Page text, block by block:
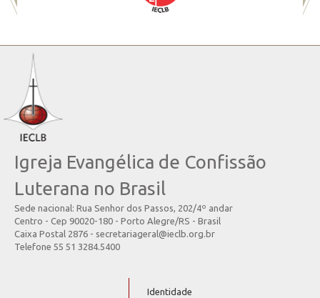
Igreja Evangélica de Confissão
Luterana no Brasil
Sede nacional: Rua Senhor dos Passos, 202/4º andar
Centro - Cep 90020-180 - Porto Alegre/RS - Brasil
Caixa Postal 2876 - secretariageral@ieclb.org.br
Telefone 55 51 3284.5400
Identidade